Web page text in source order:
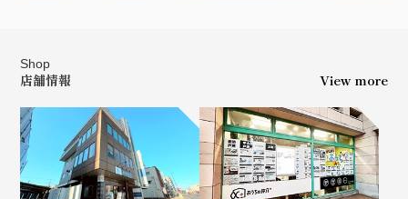
Shop
店舗情報 View more